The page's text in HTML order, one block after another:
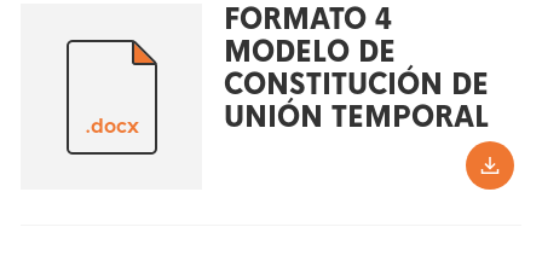
.docx
FORMATO 4
MODELO DE
CONSTITUCIÓN DE
UNIÓN TEMPORAL